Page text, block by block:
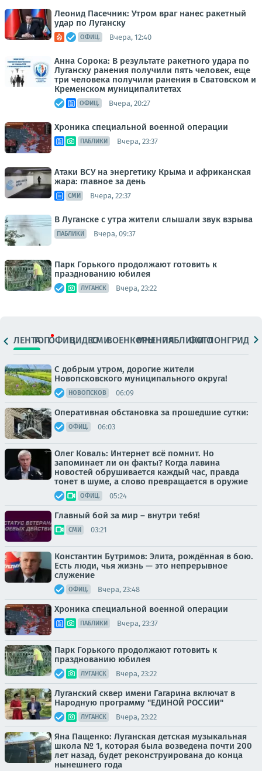
Леонид Пасечник: Утром враг нанес ракетный
удар по Луганску
ОФИЦ. Вчера, 12:40
Анна Сорока: В результате ракетного удара по
Луганску ранения получили пять человек, еще
три человека получили ранения в Сватовском и
Кременском муниципалитетах
ОФИЦ. Вчера, 20:27
Хроника специальной военной операции
ПАБЛИКИ Вчера, 23:37
Атаки ВСУ на энергетику Крыма и африканская
жара: главное за день
СМИ Вчера, 22:37
В Луганске с утра жители слышали звук взрыва
ПАБЛИКИ Вчера, 09:37
Парк Горького продолжают готовить к
празднованию юбилея
ЛУГАНСК Вчера, 23:22
ЛЕНТАТОПОФИЦ.ВИДЕОСМИВОЕНКОРЫМНЕНИЯПАБЛИКИ
ФОТОЛОНГРИДЫ
С добрым утром, дорогие жители
Новопсковского муниципального округа!
НОВОПСКОВ 06:09
Оперативная обстановка за прошедшие сутки:
ОФИЦ. 06:03
Олег Коваль: Интернет всё помнит. Но
запоминает ли он факты? Когда лавина
новостей обрушивается каждый час, правда
тонет в шуме, а слово превращается в оружие
ОФИЦ. 05:24
Главный бой за мир – внутри тебя!
СМИ 03:21
Константин Бутримов: Элита, рождённая в бою.
Есть люди, чья жизнь — это непрерывное
служение
ОФИЦ. Вчера, 23:48
Хроника специальной военной операции
ПАБЛИКИ Вчера, 23:37
Парк Горького продолжают готовить к
празднованию юбилея
ЛУГАНСК Вчера, 23:22
Луганский сквер имени Гагарина включат в
Народную программу "ЕДИНОЙ РОССИИ"
ЛУГАНСК Вчера, 23:22
Яна Пащенко: Луганская детская музыкальная
школа № 1, которая была возведена почти 200
лет назад, будет реконструирована до конца
нынешнего года